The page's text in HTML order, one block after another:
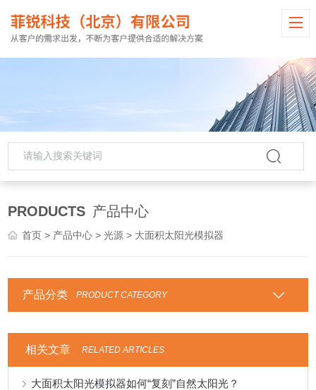
PRODUCTS 产品中心
首页 > 产品中心 >光源 > 大面积太阳光模拟器
产品分类 PRODUCT CATEGORY
相关文章 RELATED ARTICLES
大面积太阳光模拟器如何“复刻”自然太阳光？